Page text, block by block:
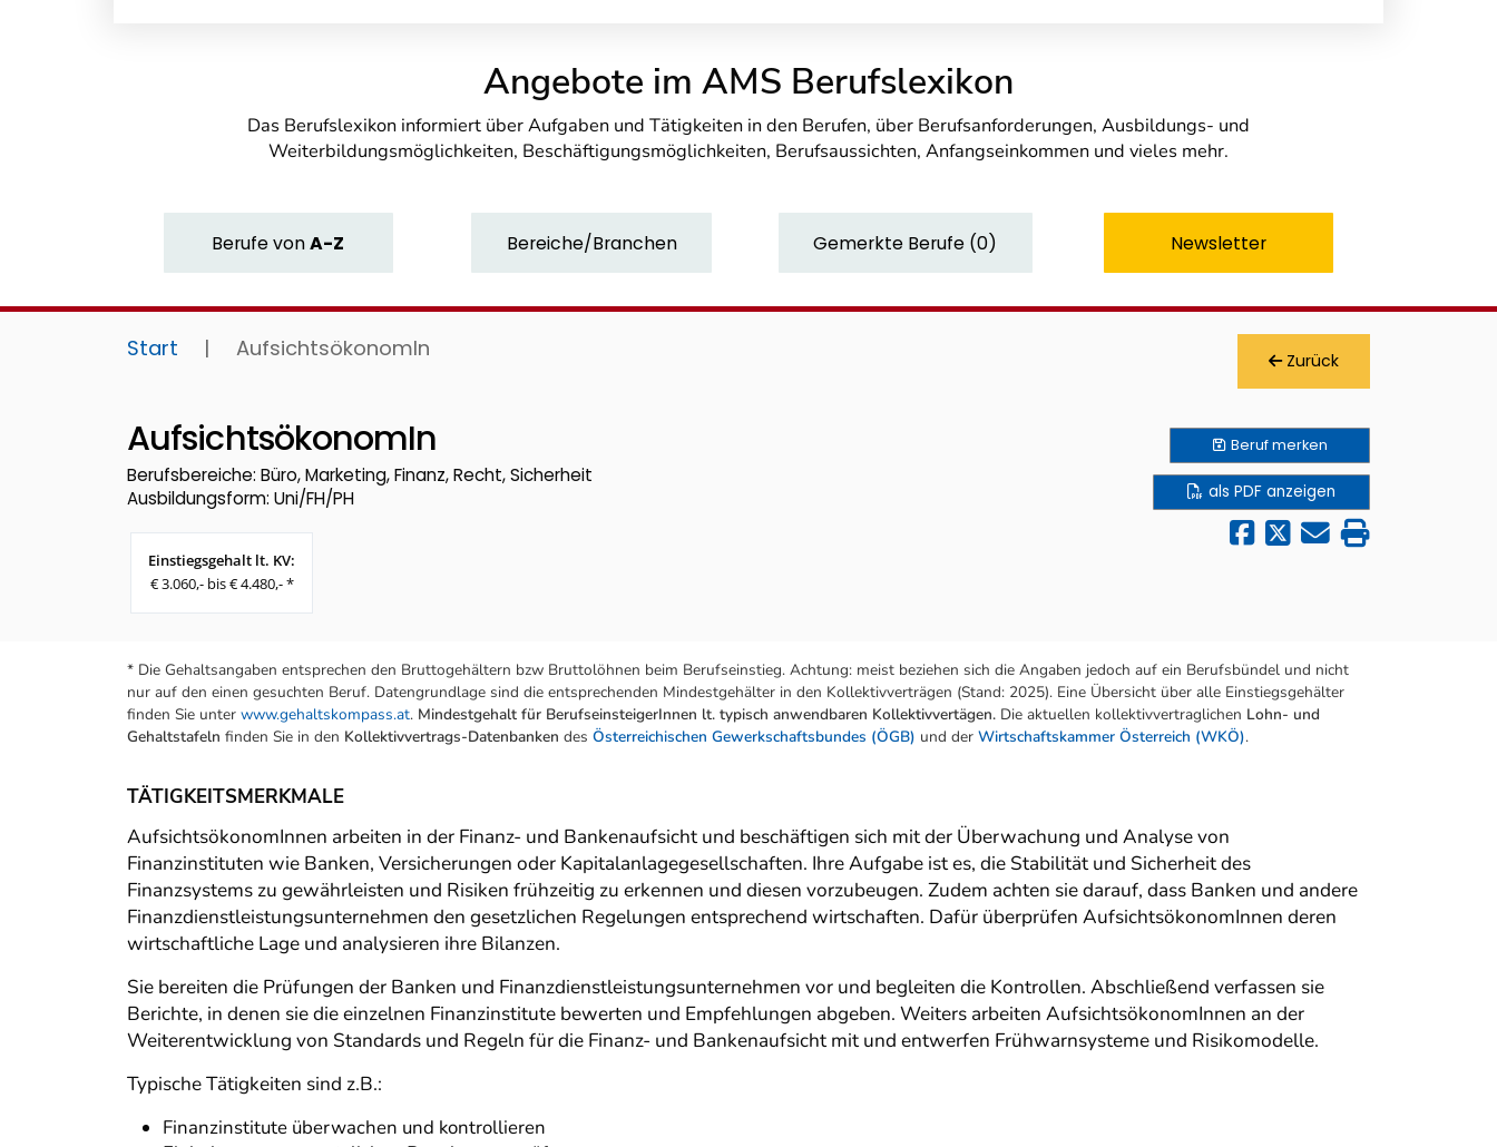
Angebote im AMS Berufslexikon
Das Berufslexikon informiert über Aufgaben und Tätigkeiten in den Berufen, über Berufsanforderungen, Ausbildungs- und
Weiterbildungsmöglichkeiten, Beschäftigungsmöglichkeiten, Berufsaussichten, Anfangseinkommen und vieles mehr.
BerufevonA-Z Bereiche/Branchen Gemerkte Berufe (0) Newsletter
Start | AufsichtsökonomIn Zurück
AufsichtsökonomIn
Berufsbereiche: Büro, Marketing, Finanz, Recht, Sicherheit
Ausbildungsform: Uni/FH/PH
Einstiegsgehalt lt. KV:
€ 3.060,- bis € 4.480,- *
Berufmerken
als PDF anzeigen
* Die Gehaltsangaben entsprechen den Bruttogehältern bzw Bruttolöhnen beim Berufseinstieg. Achtung: meist beziehen sich die Angaben jedoch auf ein Berufsbündel und nicht
nur auf den einen gesuchten Beruf. Datengrundlage sind die entsprechenden Mindestgehälter in den Kollektivverträgen (Stand: 2025). Eine Übersicht über alle Einstiegsgehälter
finden Sie unter www.gehaltskompass.at. Mindestgehalt für BerufseinsteigerInnen lt. typisch anwendbaren Kollektivvertägen. Die aktuellen kollektivvertraglichen Lohn- und
Gehaltstafeln finden Sie in den Kollektivvertrags-Datenbanken des Österreichischen Gewerkschaftsbundes (ÖGB) und der Wirtschaftskammer Österreich (WKÖ).
TÄTIGKEITSMERKMALE
AufsichtsökonomInnen arbeiten in der Finanz- und Bankenaufsicht und beschäftigen sich mit der Überwachung und Analyse von
Finanzinstituten wie Banken, Versicherungen oder Kapitalanlagegesellschaften. Ihre Aufgabe ist es, die Stabilität und Sicherheit des
Finanzsystems zu gewährleisten und Risiken frühzeitig zu erkennen und diesen vorzubeugen. Zudem achten sie darauf, dass Banken und andere
Finanzdienstleistungsunternehmen den gesetzlichen Regelungen entsprechend wirtschaften. Dafür überprüfen AufsichtsökonomInnen deren
wirtschaftliche Lage und analysieren ihre Bilanzen.
Sie bereiten die Prüfungen der Banken und Finanzdienstleistungsunternehmen vor und begleiten die Kontrollen. Abschließend verfassen sie
Berichte, in denen sie die einzelnen Finanzinstitute bewerten und Empfehlungen abgeben. Weiters arbeiten AufsichtsökonomInnen an der
Weiterentwicklung von Standards und Regeln für die Finanz- und Bankenaufsicht mit und entwerfen Frühwarnsysteme und Risikomodelle.
Typische Tätigkeiten sind z.B.:
Finanzinstitute überwachen und kontrollieren